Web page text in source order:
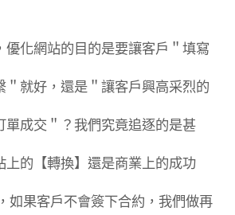
優化網站的目的是要讓客戶＂填寫
＂就好，還是＂讓客戶興高采烈的
單成交＂？我們究竟追逐的是甚
上的【轉換】還是商業上的成功
如果客戶不會簽下合約，我們做再